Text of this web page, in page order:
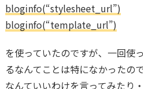
bloginfo(“stylesheet_url”)
bloginfo(“template_url”)
を使っていたのですが、一回使
るなんてことは特になかったの
なんていいわけを言ってみたり